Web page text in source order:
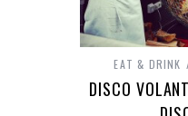
EAT & DRINK
DISCO